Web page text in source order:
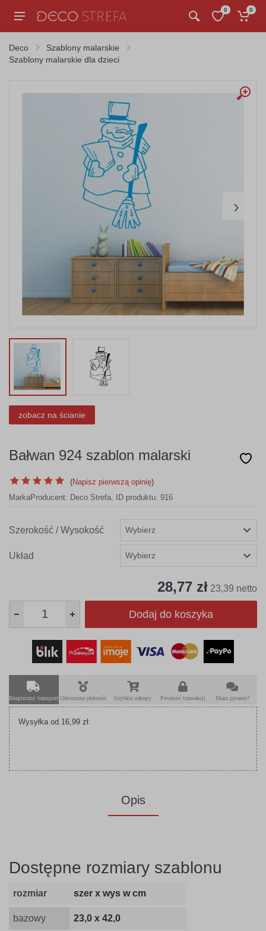
0 0
Deco
Szablony malarskie
Szablony malarskie dla dzieci
›
zobacz na ścianie
Bałwan 924 szablon malarski
(Napisz pierwszą opinię)
MarkaProducent: Deco Strefa, ID produktu: 916
Szerokość / Wysokość
Układ
28,77 zł 23,39 netto
Dodaj do koszyka
Bezpieczny transport Odroczona płatność Szybkie zakupy Pewność transakcji Masz pytanie?
Wysyłka od 16,99 zł.
Opis
Dostępne rozmiary szablonu
rozmiar szer x wys w cm
bazowy 23,0 x 42,0